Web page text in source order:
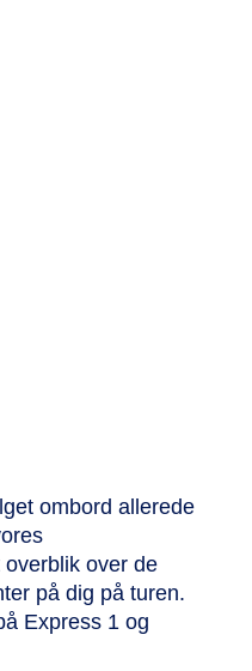
ombord allerede
over de
på dig på turen.
Express 1 og